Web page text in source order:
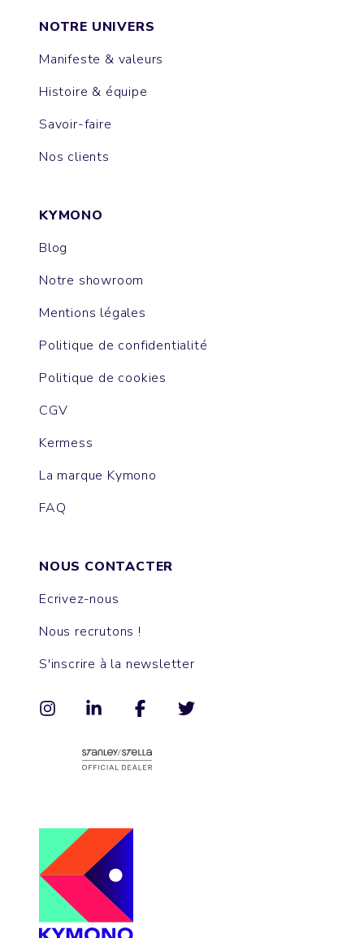
NOTRE UNIVERS
Manifeste & valeurs
Histoire & équipe
Savoir-faire
Nos clients
KYMONO
Blog
Notre showroom
Mentions légales
Politique de confidentialité
Politique de cookies
CGV
Kermess
La marque Kymono
FAQ
NOUS CONTACTER
Ecrivez-nous
Nous recrutons !
S'inscrire à la newsletter